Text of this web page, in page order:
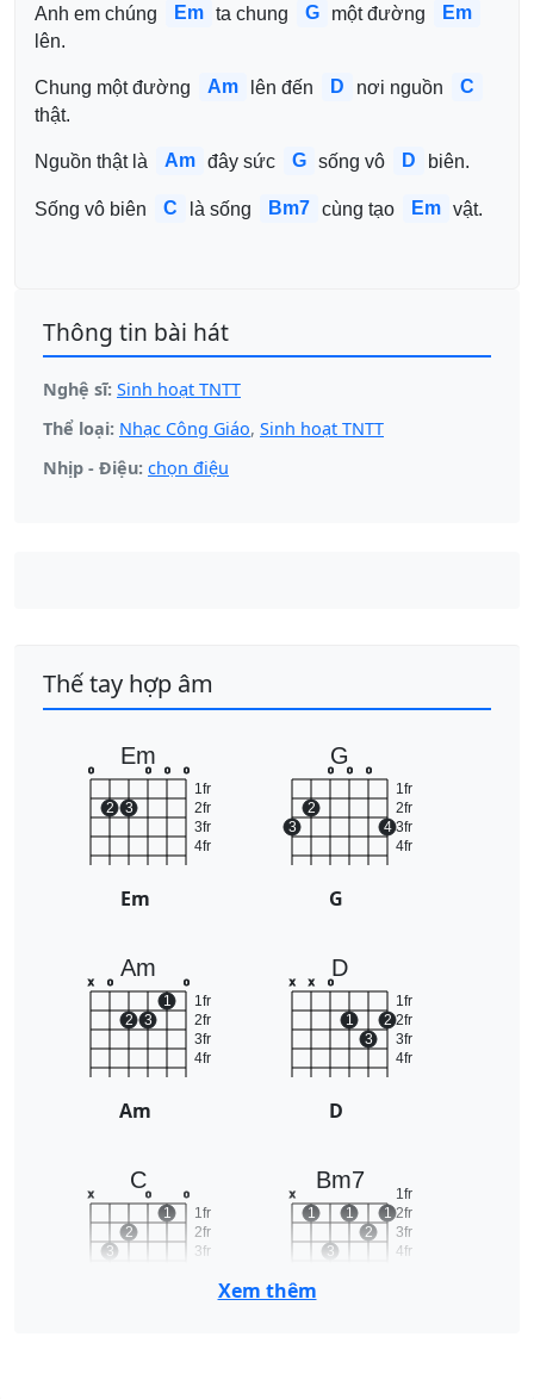
Anh em chúng Em ta chung G một đường
Em
lên.
Chung một đường Am lên đến D nơi nguồn
C
thật.
Nguồn thật là Am đây sức G sống vô D biên.
Sống vô biên C là sống Bm7 cùng tạo Em vật.
Thông tin bài hát
Nghệ sĩ: Sinh hoạt TNTT
Thể loại: Nhạc Công Giáo, Sinh hoạt TNTT
Nhịp - Điệu: chọn điệu
Thế tay hợp âm
Em
1fr
2fr
3fr
4fr
o
2 3
o o o
Em
G
1fr
2fr
3fr
4fr
3
2
o o o
4
G
Am
1fr
2fr
3fr
4fr
x o
2 3
1
o
Am
D
1fr
2fr
3fr
4fr
x x o
1
3
2
D
C
1fr
2fr
3fr
x
3
2
o
1
o
Bm7
1fr
2fr
3fr
4fr
x
1
3
1
2
1
Xem thêm